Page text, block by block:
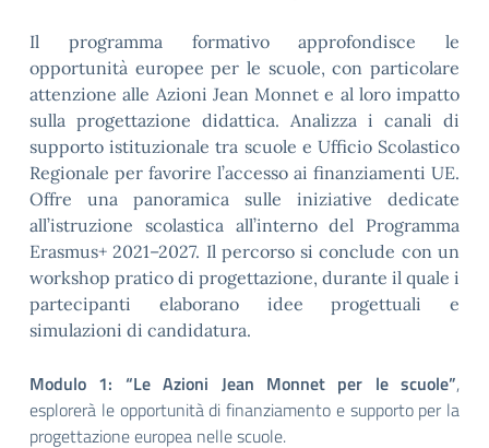
Il programma formativo approfondisce le
opportunità europee per le scuole, con particolare
attenzione alle Azioni Jean Monnet e al loro impatto
sulla progettazione didattica. Analizza i canali di
supporto istituzionale tra scuole e Ufficio Scolastico
Regionale per favorire l’accesso ai finanziamenti UE.
Offre una panoramica sulle iniziative dedicate
all’istruzione scolastica all’interno del Programma
Erasmus+ 2021–2027. Il percorso si conclude con un
workshop pratico di progettazione, durante il quale i
partecipanti elaborano idee progettuali e
simulazioni di candidatura.
Modulo 1: “Le Azioni Jean Monnet per le scuole”,
esplorerà le opportunità di finanziamento e supporto per la
progettazione europea nelle scuole.